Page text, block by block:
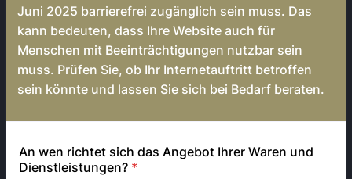
Juni 2025 barrierefrei zugänglich sein muss. Das
kann bedeuten, dass Ihre Website auch für
Menschen mit Beeinträchtigungen nutzbar sein
muss. Prüfen Sie, ob Ihr Internetauftritt betroffen
sein könnte und lassen Sie sich bei Bedarf beraten.
An wen richtet sich das Angebot Ihrer Waren und
Dienstleistungen? *